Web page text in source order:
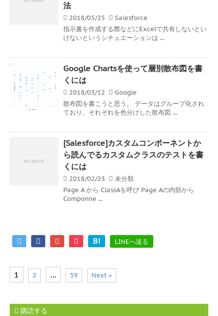
法
2018/05/25
Salesforce
指示書を作成する際などにExcelで共有しないとい
けないというシチュエーションは ...
Google Chartsを使って層別散布図を書
くには
2018/03/12
Google
散布図を書こうと思う。 データはグループ化され
ており、それぞれを色分けした散布図 ...
[Salesforce]カスタムコンポーネントか
ら読んでるカスタムクラスのテストを書
くには
2018/02/23
未分類
Page A から ClassAを呼び Page Aの内部から
Componne ...
B! LINEへ送る
1 2 … 59 Next »
購読する